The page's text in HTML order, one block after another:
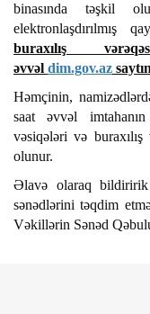
binasında təşkil
elektronlaşdırılmış
buraxılış
əvvəl dim.gov.az
Həmçinin,
saat əvvəl
vəsiqələri və
olunur.
Əlavə olaraq bildiririk
sənədlərini təqdim
Vəkillərin Sənəd